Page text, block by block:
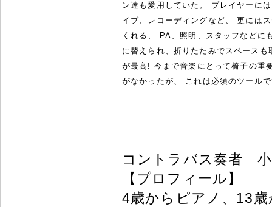
ン達も愛用していた。 プレイヤーに
イブ、レコーディングなど、 更には
くれる、 PA、照明、スタッフなどに
に替えられ、折りたたみでスペースも
が最高! 今まで音楽にとって椅子の重
がなかったが、 これは必須のツール
コントラバス奏者
【プロフィール】
4歳からピアノ、13